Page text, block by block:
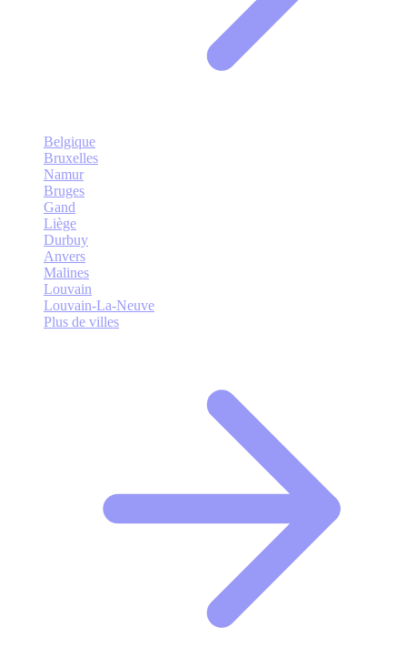
Belgique
Bruxelles
Namur
Bruges
Gand
Liège
Durbuy
Anvers
Malines
Louvain
Louvain-La-Neuve
Plus de villes